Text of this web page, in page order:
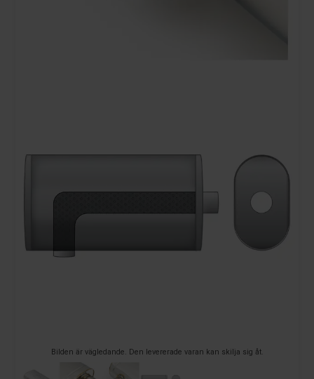
Bilden är vägledande. Den levererade varan kan skilja sig åt.